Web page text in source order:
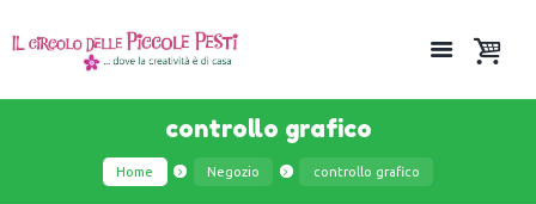
controllo grafico
Home Negozio controllo grafico